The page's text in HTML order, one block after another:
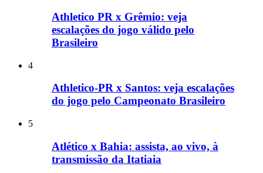
Athletico PR x Grêmio: veja
escalações do jogo válido pelo
Brasileiro
4
Athletico-PR x Santos: veja escalações
do jogo pelo Campeonato Brasileiro
5
Atlético x Bahia: assista, ao vivo, à
transmissão da Itatiaia